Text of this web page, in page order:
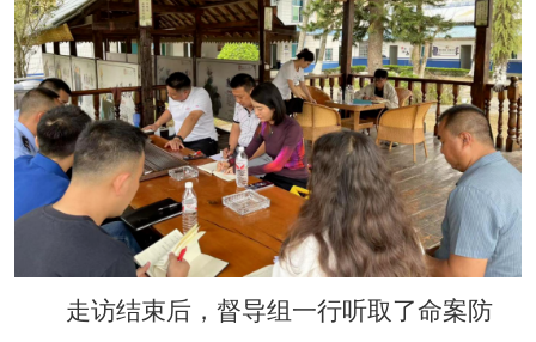
走访结束后，督导组一行听取了命案防